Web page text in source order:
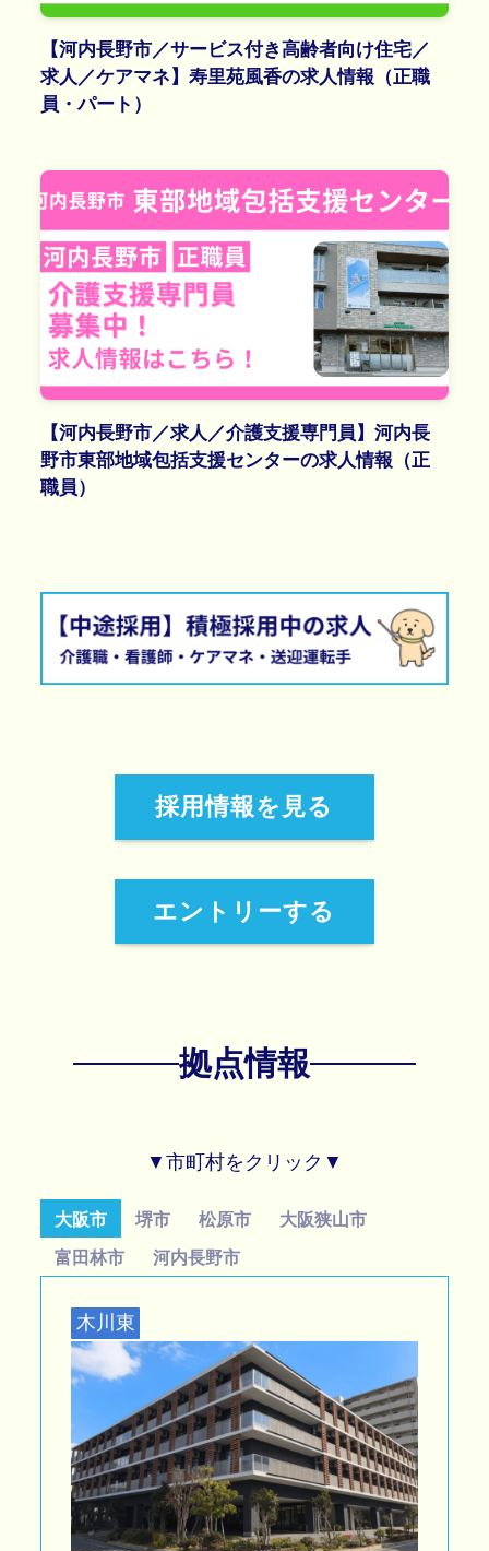
【河内長野市／サービス付き高齢者向け住宅／
求人／ケアマネ】寿里苑風香の求人情報（正職
員・パート）
【河内長野市／求人／介護支援専門員】河内長
野市東部地域包括支援センターの求人情報（正
職員）
採用情報を見る
エントリーする
拠点情報
▼市町村をクリック▼
大阪市 堺市 松原市
大阪狭山市
富田林市
河内長野市
木川東